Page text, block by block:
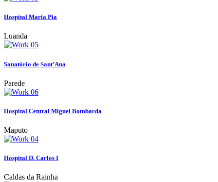
Hospital Maria Pia
Luanda
Sanatório de Sant’Ana
Parede
Hospital Central Miguel Bombarda
Maputo
Hospital D. Carlos I
Caldas da Rainha